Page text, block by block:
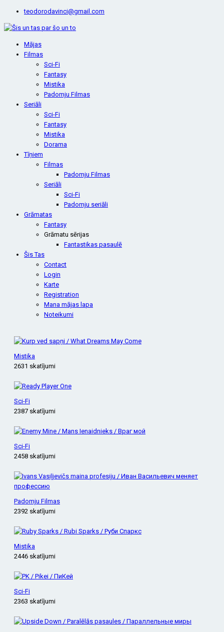
teodorodavinci@gmail.com
Mājas
Filmas
Sci-Fi
Fantasy
Mistika
Padomju Filmas
Seriāli
Sci-Fi
Fantasy
Mistika
Dorama
Tīņiem
Filmas
Padomju Filmas
Seriāli
Sci-Fi
Padomju seriāli
Grāmatas
Fantasy
Grāmatu sērijas
Fantastikas pasaulē
Šis Tas
Contact
Login
Karte
Registration
Mana mājas lapa
Noteikumi
Mistika
2631 skatījumi
Sci-Fi
2387 skatījumi
Sci-Fi
2458 skatījumi
Padomju Filmas
2392 skatījumi
Mistika
2446 skatījumi
Sci-Fi
2363 skatījumi